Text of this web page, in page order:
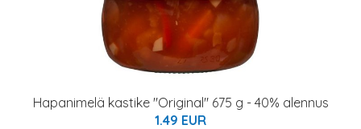
Hapanimelä kastike "Original" 675 g - 40% alennus
1.49 EUR